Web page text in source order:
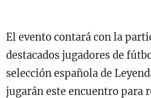
El evento contará con la
destacados jugadores de
selección española de
jugarán este encuentro para